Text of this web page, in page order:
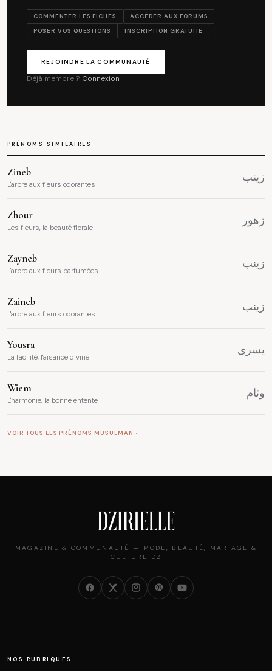
COMMENTER LES FICHES
ACCÉDER AUX FORUMS
POSER VOS QUESTIONS
INSCRIPTION GRATUITE
REJOINDRE LA COMMUNAUTÉ
Déjà membre ? Connexion
PRÉNOMS SIMILAIRES
Zineb
L'arbre aux fleurs odorantes
زينب
Zhour
Les fleurs, la beauté florale
زهور
Zayneb
L'arbre aux fleurs parfumées
زينب
Zaineb
L'arbre aux fleurs odorantes
زينب
Yousra
La facilité, l'aisance divine
يسرى
Wiem
L'harmonie, la bonne entente
وئام
VOIR TOUS LES PRÉNOMS MUSULMAN ›
MAGAZINE & COMMUNAUTÉ — MODE, BEAUTÉ, MARIAGE &
CULTURE DZ
NOS RUBRIQUES